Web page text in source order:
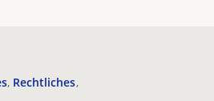
Rechtliches